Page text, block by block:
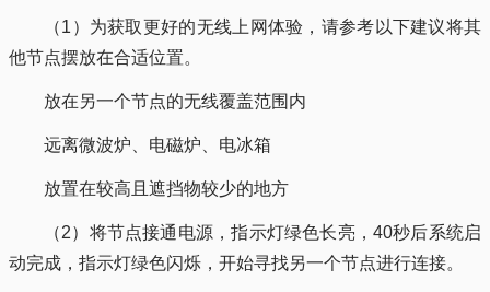
（1）为获取更好的⽆线上⽹体验，请参考以下建议将其
他节点摆放在合适位置。
放在另⼀个节点的⽆线覆盖范围内
远离微波炉、电磁炉、电冰箱
放置在较⾼且遮挡物较少的地⽅
（2）将节点接通电源，指⽰灯绿⾊⻓亮，40秒后系统启
动完成，指⽰灯绿⾊闪烁，开始寻找另⼀个节点进⾏连接。